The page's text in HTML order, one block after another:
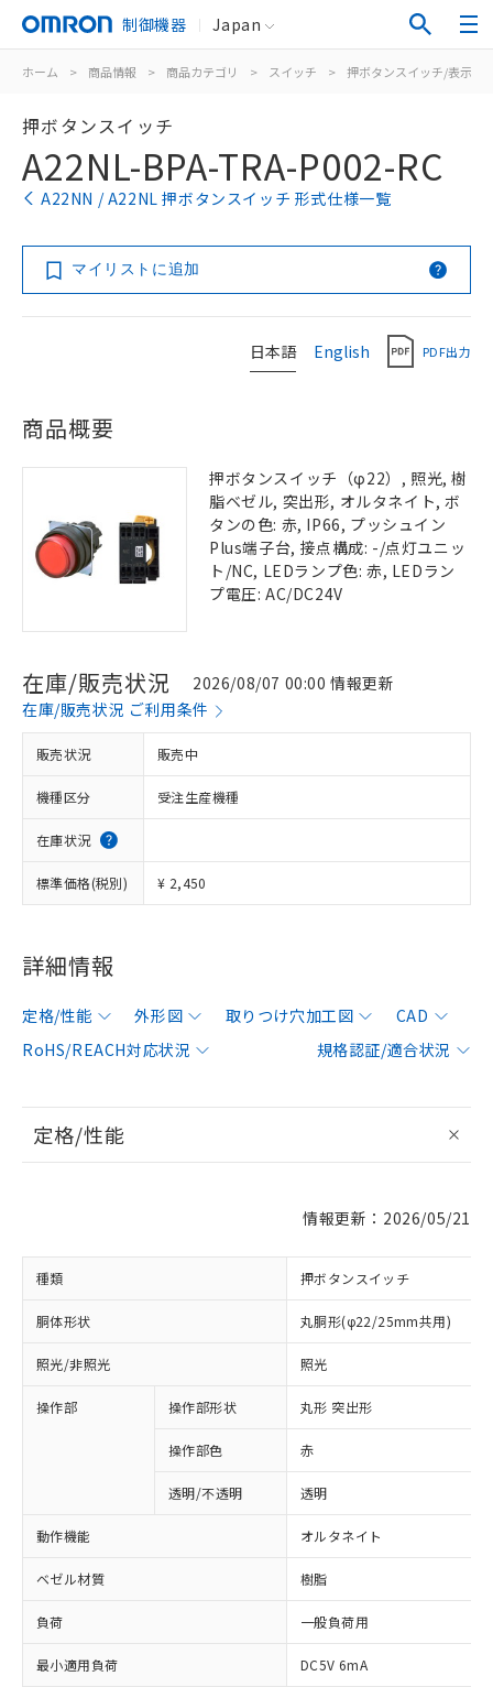
制御機器 Japan
ホーム > 商品情報 > 商品カテゴリ > スイッチ > 押ボタンスイッチ/表示灯
押ボタンスイッチ
A22NL-BPA-TRA-P002-RC
A22NN / A22NL 押ボタンスイッチ 形式仕様一覧
マイリストに追加
日本語 English PDF出力
商品概要
押ボタンスイッチ（φ22）, 照光, 樹
脂ベゼル, 突出形, オルタネイト, ボ
タンの色: 赤, IP66, プッシュイン
Plus端子台, 接点構成: -/点灯ユニッ
ト/NC, LEDランプ色: 赤, LEDラン
プ電圧: AC/DC24V
在庫/販売状況
2026/08/07 00:00 情報更新
在庫/販売状況 ご利用条件
販売状況 販売中
機種区分 受注生産機種
在庫状況
標準価格(税別) ¥ 2,450
詳細情報
定格/性能 外形図 取りつけ穴加工図
CAD
RoHS/REACH対応状況
規格認証/適合状況
定格/性能
情報更新：2026/05/21
種類 押ボタンスイッチ
胴体形状 丸胴形(φ22/25mm共用)
照光/非照光 照光
操作部 操作部形状 丸形 突出形
操作部色 赤
透明/不透明 透明
動作機能 オルタネイト
ベゼル材質 樹脂
負荷 一般負荷用
最小適用負荷 DC5V 6mA